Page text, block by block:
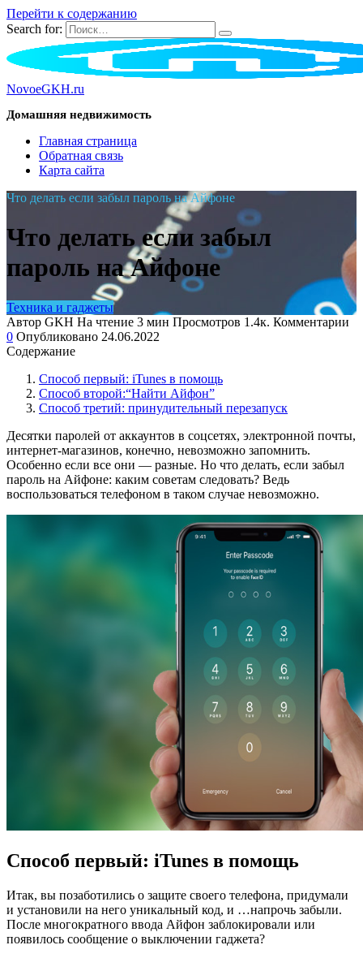
Перейти к содержанию
Search for:
NovoeGKH.ru
Домашняя недвижимость
Главная страница
Обратная связь
Карта сайта
Что делать если забыл пароль на Айфоне
Что делать если забыл
пароль на Айфоне
Техника и гаджеты
Автор GKH На чтение 3 мин Просмотров 1.4к. Комментарии
0 Опубликовано 24.06.2022
Содержание
Способ первый: iTunes в помощь
Способ второй:“Найти Айфон”
Способ третий: принудительный перезапуск
Десятки паролей от аккаунтов в соцсетях, электронной почты,
интернет-магазинов, конечно, невозможно запомнить.
Особенно если все они — разные. Но что делать, если забыл
пароль на Айфоне: каким советам следовать? Ведь
воспользоваться телефоном в таком случае невозможно.
Способ первый: iTunes в помощь
Итак, вы позаботились о защите своего телефона, придумали
и установили на него уникальный код, и …напрочь забыли.
После многократного ввода Айфон заблокировали или
появилось сообщение о выключении гаджета?